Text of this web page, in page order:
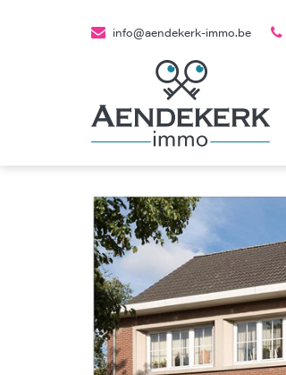
info@aendekerk-immo.be